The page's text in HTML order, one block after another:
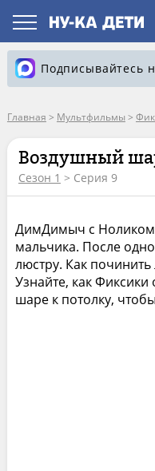
Подписывайтесь
Главная > Мультфильмы >
Воздушный
Сезон 1 > Серия 9
ДимДимыч с Ноликом
мальчика. После
люстру. Как
Узнайте, как
шаре к потолку,